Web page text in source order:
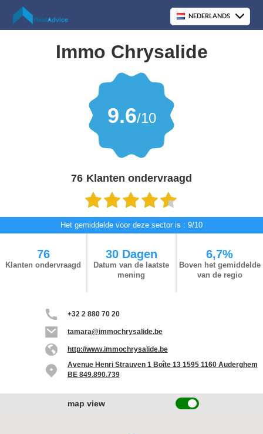
Immo Chrysalide
9.6/10
76 Klanten ondervraagd
Het gemiddelde voor deze sector is : 9/10
76
Klanten ondervraagd
30 Dagen
Datum van de laatste
mening
6,7%
Boven het gemiddelde
van de regio
+32 2 880 70 20
tamara@immochrysalide.be
http://www.immochrysalide.be
Avenue Henri Strauven 1 Boîte 13 1595 1160 Auderghem
BE 849.890.739
map view